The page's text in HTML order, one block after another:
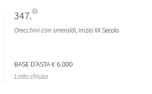
347
Orecchini con smeraldi, inizio XX Secolo
BASE D'ASTA€ 6.000
Lotto chiuso